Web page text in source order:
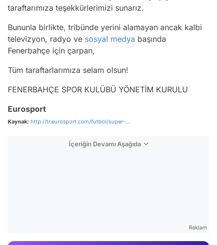
taraftarımıza teşekkürlerimizi sunarız.
Bununla birlikte, tribünde yerini alamayan ancak kalbi
televizyon, radyo ve sosyal medya başında
Fenerbahçe için çarpan,
Tüm taraftarlarımıza selam olsun!
FENERBAHÇE SPOR KULÜBÜ YÖNETİM KURULU
Eurosport
Kaynak: http://tr.eurosport.com/futbol/super-...
İçeriğin Devamı Aşağıda
Reklam